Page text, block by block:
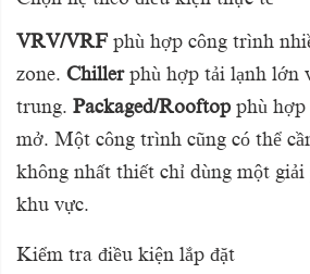
VRV/VRFphù hợp công trình
zone. Chillerphù hợp tải lạnh lớn
trung. Packaged/Rooftopphù hợp
mở. Một công trình cũng có thể
không nhất thiết chỉ dùng một giải
khu vực.
Kiểm tra điều kiện lắp đặt